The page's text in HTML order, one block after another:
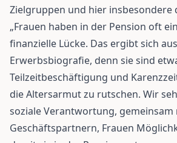
Zielgruppen und hier insbesondere
„Frauen haben in der Pension oft
finanzielle Lücke. Das ergibt sich
Erwerbsbiografie, denn sie sind
Teilzeitbeschäftigung und
die Altersarmut zu rutschen. Wir
soziale Verantwortung, gemeinsam
Geschäftspartnern, Frauen